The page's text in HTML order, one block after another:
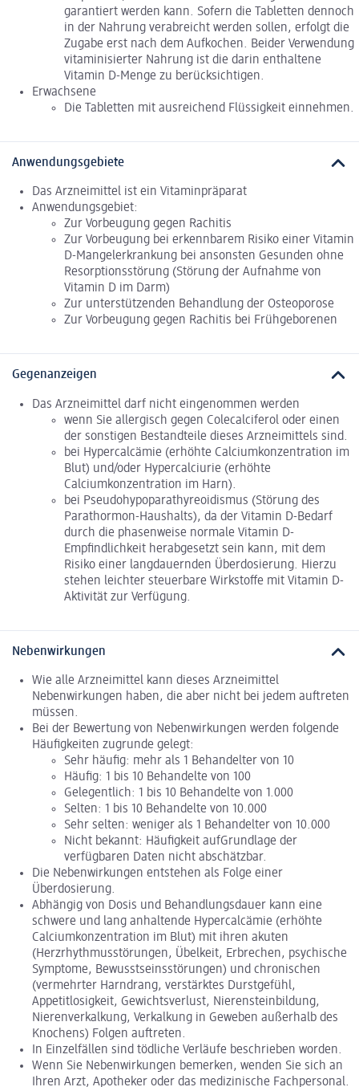
garantiert werden kann. Sofern die Tabletten dennoch
in der Nahrung verabreicht werden sollen, erfolgt die
Zugabe erst nach dem Aufkochen. Beider Verwendung
vitaminisierter Nahrung ist die darin enthaltene
Vitamin D-Menge zu berücksichtigen.
Erwachsene
Die Tabletten mit ausreichend Flüssigkeit einnehmen.
Anwendungsgebiete
Das Arzneimittel ist ein Vitaminpräparat
Anwendungsgebiet:
Zur Vorbeugung gegen Rachitis
Zur Vorbeugung bei erkennbarem Risiko einer Vitamin
D-Mangelerkrankung bei ansonsten Gesunden ohne
Resorptionsstörung (Störung der Aufnahme von
Vitamin D im Darm)
Zur unterstützenden Behandlung der Osteoporose
Zur Vorbeugung gegen Rachitis bei Frühgeborenen
Gegenanzeigen
Das Arzneimittel darf nicht eingenommen werden
wenn Sie allergisch gegen Colecalciferol oder einen
der sonstigen Bestandteile dieses Arzneimittels sind.
bei Hypercalcämie (erhöhte Calciumkonzentration im
Blut) und/oder Hypercalciurie (erhöhte
Calciumkonzentration im Harn).
bei Pseudohypoparathyreoidismus (Störung des
Parathormon-Haushalts), da der Vitamin D-Bedarf
durch die phasenweise normale Vitamin D-
Empfindlichkeit herabgesetzt sein kann, mit dem
Risiko einer langdauernden Überdosierung. Hierzu
stehen leichter steuerbare Wirkstoffe mit Vitamin D-
Aktivität zur Verfügung.
Nebenwirkungen
Wie alle Arzneimittel kann dieses Arzneimittel
Nebenwirkungen haben, die aber nicht bei jedem auftreten
müssen.
Bei der Bewertung von Nebenwirkungen werden folgende
Häufigkeiten zugrunde gelegt:
Sehr häufig: mehr als 1 Behandelter von 10
Häufig: 1 bis 10 Behandelte von 100
Gelegentlich: 1 bis 10 Behandelte von 1.000
Selten: 1 bis 10 Behandelte von 10.000
Sehr selten: weniger als 1 Behandelter von 10.000
Nicht bekannt: Häufigkeit aufGrundlage der
verfügbaren Daten nicht abschätzbar.
Die Nebenwirkungen entstehen als Folge einer
Überdosierung.
Abhängig von Dosis und Behandlungsdauer kann eine
schwere und lang anhaltende Hypercalcämie (erhöhte
Calciumkonzentration im Blut) mit ihren akuten
(Herzrhythmusstörungen, Übelkeit, Erbrechen, psychische
Symptome, Bewusstseinsstörungen) und chronischen
(vermehrter Harndrang, verstärktes Durstgefühl,
Appetitlosigkeit, Gewichtsverlust, Nierensteinbildung,
Nierenverkalkung, Verkalkung in Geweben außerhalb des
Knochens) Folgen auftreten.
In Einzelfällen sind tödliche Verläufe beschrieben worden.
Wenn Sie Nebenwirkungen bemerken, wenden Sie sich an
Ihren Arzt, Apotheker oder das medizinische Fachpersonal.